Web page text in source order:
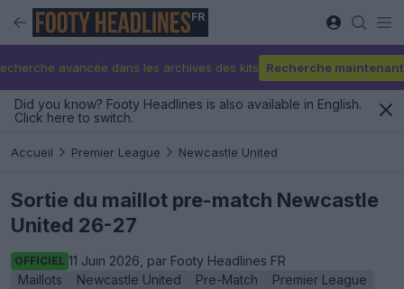
FR
avancée dans les archives des kits Recherche maintenant
Did you know? Footy Headlines is also available in English.
Click here to switch.
Accueil Premier League Newcastle United
Sortie du maillot pre-match Newcastle
United 26-27
OFFICIEL 11 Juin 2026, par Footy Headlines FR
Maillots
Newcastle United Pre-Match
Premier League